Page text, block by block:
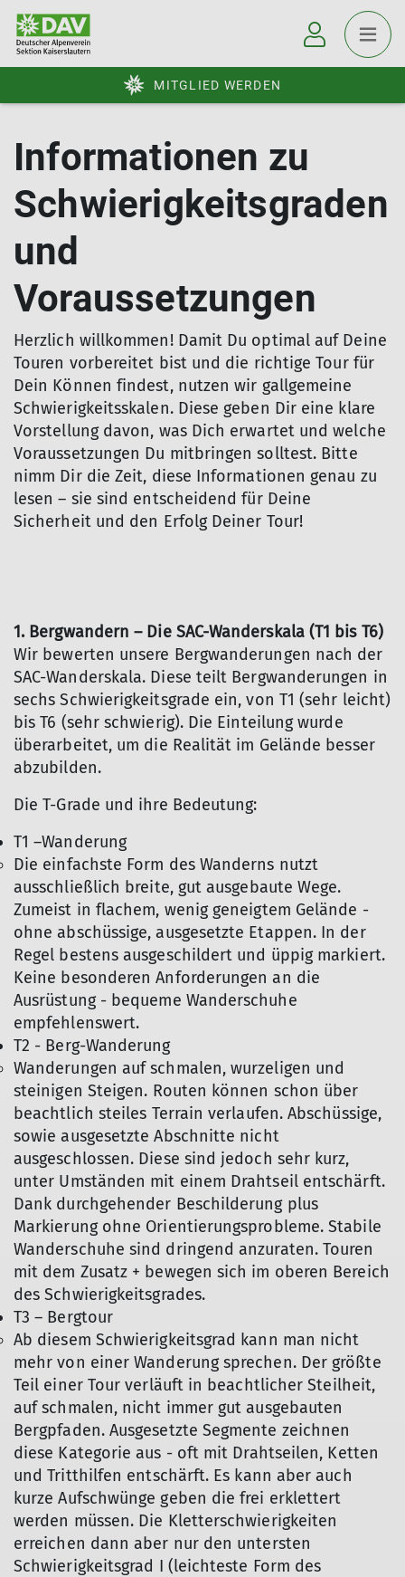
MITGLIED WERDEN
Informationen zu
Schwierigkeitsgraden
und
Voraussetzungen
Herzlich willkommen! Damit Du optimal auf Deine
Touren vorbereitet bist und die richtige Tour für
Dein Können findest, nutzen wir gallgemeine
Schwierigkeitsskalen. Diese geben Dir eine klare
Vorstellung davon, was Dich erwartet und welche
Voraussetzungen Du mitbringen solltest. Bitte
nimm Dir die Zeit, diese Informationen genau zu
lesen – sie sind entscheidend für Deine
Sicherheit und den Erfolg Deiner Tour!
1. Bergwandern – Die SAC-Wanderskala (T1 bis T6)
Wir bewerten unsere Bergwanderungen nach der
SAC-Wanderskala. Diese teilt Bergwanderungen in
sechs Schwierigkeitsgrade ein, von T1 (sehr leicht)
bis T6 (sehr schwierig). Die Einteilung wurde
überarbeitet, um die Realität im Gelände besser
abzubilden.
Die T-Grade und ihre Bedeutung:
T1 –Wanderung
Die einfachste Form des Wanderns nutzt
ausschließlich breite, gut ausgebaute Wege.
Zumeist in flachem, wenig geneigtem Gelände -
ohne abschüssige, ausgesetzte Etappen. In der
Regel bestens ausgeschildert und üppig markiert.
Keine besonderen Anforderungen an die
Ausrüstung - bequeme Wanderschuhe
empfehlenswert.
T2 - Berg-Wanderung
Wanderungen auf schmalen, wurzeligen und
steinigen Steigen. Routen können schon über
beachtlich steiles Terrain verlaufen. Abschüssige,
sowie ausgesetzte Abschnitte nicht
ausgeschlossen. Diese sind jedoch sehr kurz,
unter Umständen mit einem Drahtseil entschärft.
Dank durchgehender Beschilderung plus
Markierung ohne Orientierungsprobleme. Stabile
Wanderschuhe sind dringend anzuraten. Touren
mit dem Zusatz + bewegen sich im oberen Bereich
des Schwierigkeitsgrades.
T3 – Bergtour
Ab diesem Schwierigkeitsgrad kann man nicht
mehr von einer Wanderung sprechen. Der größte
Teil einer Tour verläuft in beachtlicher Steilheit,
auf schmalen, nicht immer gut ausgebauten
Bergpfaden. Ausgesetzte Segmente zeichnen
diese Kategorie aus - oft mit Drahtseilen, Ketten
und Tritthilfen entschärft. Es kann aber auch
kurze Aufschwünge geben die frei erklettert
werden müssen. Die Kletterschwierigkeiten
erreichen dann aber nur den untersten
Schwierigkeitsgrad I (leichteste Form des